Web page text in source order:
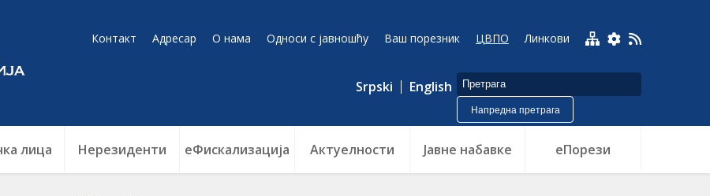
Контакт Адресар О нама Односи с јавношћу Ваш порезник ЦВПО Линкови
Srpski English
Напредна претрага
лица Нерезиденти еФискализација Актуелности Jавне набавке еПорези